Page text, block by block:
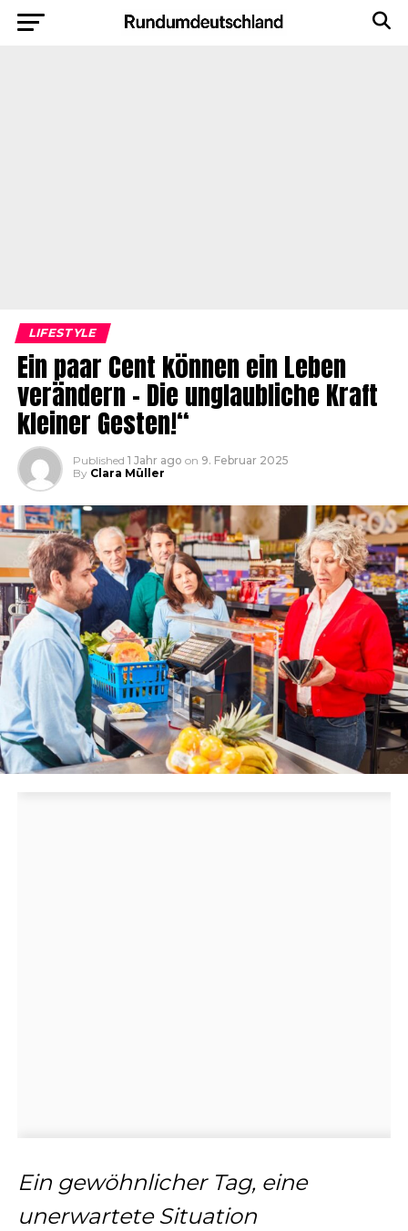
LIFESTYLE
Ein paar Cent können ein Leben
verändern – Die unglaubliche Kraft
kleiner Gesten!“
Published 1 Jahr ago on 9. Februar 2025
By Clara Müller
Ein gewöhnlicher Tag, eine
unerwartete Situation